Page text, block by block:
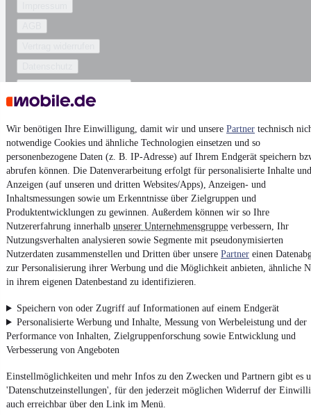
Wir benötigen Ihre Einwilligung, damit wir und unsere Partner technisch
notwendige Cookies und ähnliche Technologien einsetzen und so
personenbezogene Daten (z. B. IP-Adresse) auf Ihrem Endgerät speichern
abrufen können. Die Datenverarbeitung erfolgt für personalisierte Inhalte und
Anzeigen (auf unseren und dritten Websites/Apps), Anzeigen- und
Inhaltsmessungen sowie um Erkenntnisse über Zielgruppen und
Produktentwicklungen zu gewinnen. Außerdem können wir so Ihre
Nutzererfahrung innerhalb unserer Unternehmensgruppe verbessern, Ihr
Nutzungsverhalten analysieren sowie Segmente mit pseudonymisierten
Nutzerdaten zusammenstellen und Dritten über unsere Partner einen
zur Personalisierung ihrer Werbung und die Möglichkeit anbieten, ähnliche
in ihrem eigenen Datenbestand zu identifizieren.
Speichern von oder Zugriff auf Informationen auf einem Endgerät
Personalisierte Werbung und Inhalte, Messung von Werbeleistung und der
Performance von Inhalten, Zielgruppenforschung sowie Entwicklung und
Verbesserung von Angeboten
Einstellmöglichkeiten und mehr Infos zu den Zwecken und Partnern gibt es
'Datenschutzeinstellungen', für den jederzeit möglichen Widerruf der
auch erreichbar über den Link im Menü.
Erklärung zur Barrierefreiheit
Report Security Vulnerability (English)
Powered by
Von Auto verkaufen über E-Bikes undGebrauchtwagen
Besuche
mobile.de